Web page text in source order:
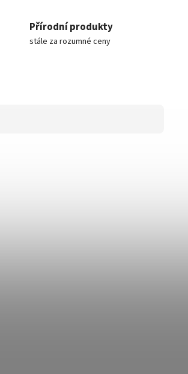
Přírodní produkty
stále za rozumné ceny